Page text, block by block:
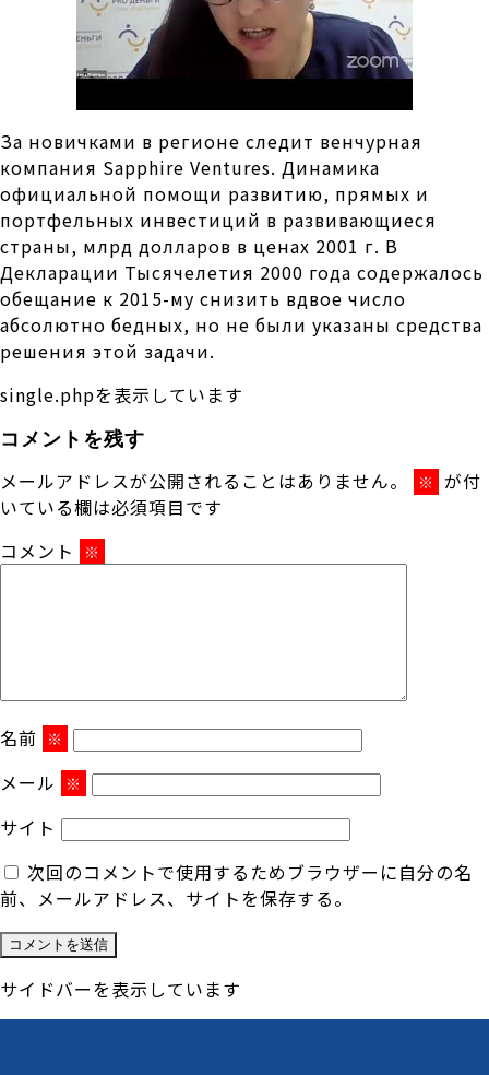
За новичками в регионе следит венчурная
компания Sapphire Ventures. Динамика
официальной помощи развитию, прямых и
портфельных инвестиций в развивающиеся
страны, млрд долларов в ценах 2001 г. В
Декларации Тысячелетия 2000 года содержалось
обещание к 2015-му снизить вдвое число
абсолютно бедных, но не были указаны средства
решения этой задачи.
single.phpを表示しています
コメントを残す
メールアドレスが公開されることはありません。 ※ が付
いている欄は必須項目です
コメント
※
名前 ※
メール ※
サイト
次回のコメントで使用するためブラウザーに自分の名
前、メールアドレス、サイトを保存する。
サイドバーを表示しています